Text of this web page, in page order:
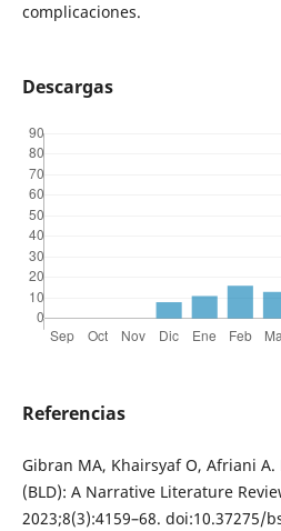
complicaciones.
Descargas
Referencias
Gibran MA, Khairsyaf O, Afriani
(BLD): A Narrative Literature
2023;8(3):4159–68. doi:10.37275/